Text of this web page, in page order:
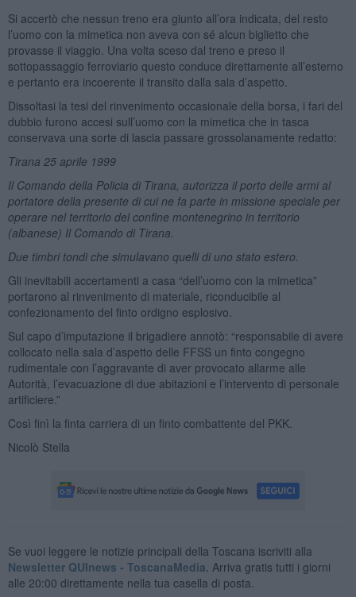
Si accertò che nessun treno era giunto all’ora indicata, del resto
l’uomo con la mimetica non aveva con sé alcun biglietto che
provasse il viaggio. Una volta sceso dal treno e preso il
sottopassaggio ferroviario questo conduce direttamente all’esterno
e pertanto era incoerente il transito dalla sala d’aspetto.
Dissoltasi la tesi del rinvenimento occasionale della borsa, i fari del
dubbio furono accesi sull’uomo con la mimetica che in tasca
conservava una sorte di lascia passare grossolanamente redatto:
Tirana 25 aprile 1999
Il Comando della Policia di Tirana, autorizza il porto delle armi al
portatore della presente di cui ne fa parte in missione speciale per
operare nel territorio del confine montenegrino in territorio
(albanese) Il Comando di Tirana.
Due timbri tondi che simulavano quelli di uno stato estero.
Gli inevitabili accertamenti a casa “dell’uomo con la mimetica”
portarono al rinvenimento di materiale, riconducibile al
confezionamento del finto ordigno esplosivo.
Sul capo d’imputazione il brigadiere annotò: “responsabile di avere
collocato nella sala d’aspetto delle FFSS un finto congegno
rudimentale con l’aggravante di aver provocato allarme alle
Autorità, l’evacuazione di due abitazioni e l’intervento di personale
artificiere.”
Così finì la finta carriera di un finto combattente del PKK.
Nicolò Stella
Se vuoi leggere le notizie principali della Toscana iscriviti alla
Newsletter QUInews - ToscanaMedia. Arriva gratis tutti i giorni
alle 20:00 direttamente nella tua casella di posta.